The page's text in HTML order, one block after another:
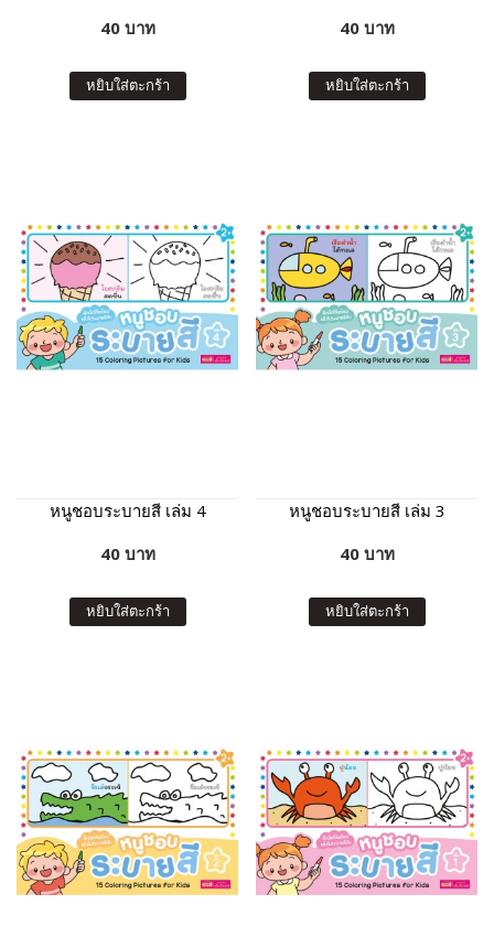
40 บาท
หยิบใส่ตะกร้า
40 บาท
หยิบใส่ตะกร้า
หนูชอบระบายสี เล่ม 4
40 บาท
หยิบใส่ตะกร้า
หนูชอบระบายสี เล่ม 3
40 บาท
หยิบใส่ตะกร้า